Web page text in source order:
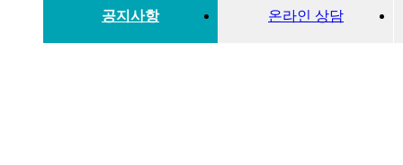
공지사항 온라인 상담